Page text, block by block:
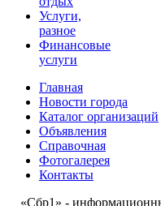
Услуги,
разное
Финансовые
услуги
Главная
Новости города
Каталог организаций
Объявления
Справочная
Фотогалерея
Контакты
«Сбр1» -